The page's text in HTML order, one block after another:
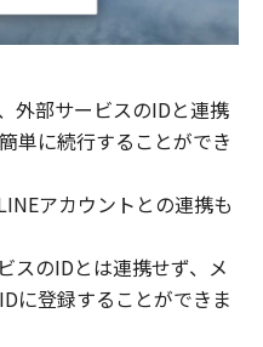
外部サービスのIDと連携
単に続行することができ
アカウントとの連携も
のIDとは連携せず、メ
に登録することができま